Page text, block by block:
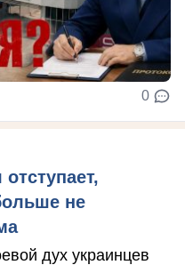
0
не
дух украинцев